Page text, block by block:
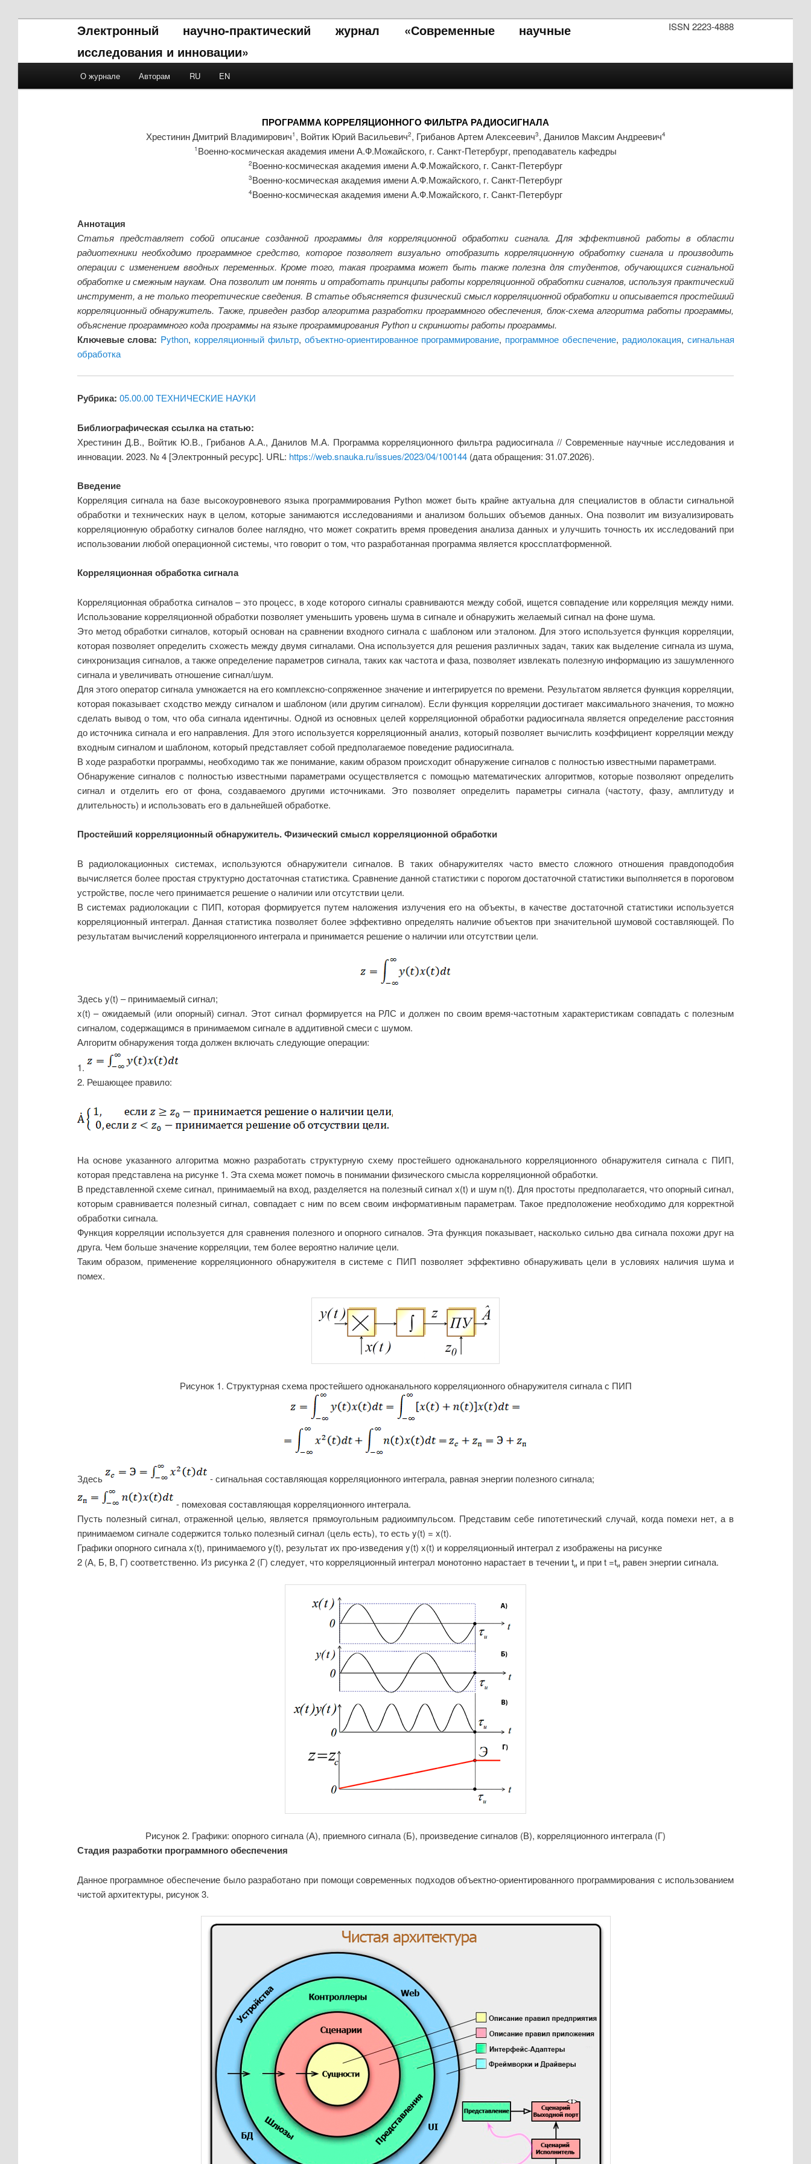
ISSN 2223-4888
Электронный научно-практический журнал «Современные научные
исследования и инновации»
Skip to primary content
Skip to secondary content
О журнале Авторам RU EN
ПРОГРАММА КОРРЕЛЯЦИОННОГО ФИЛЬТРА РАДИОСИГНАЛА
Хрестинин Дмитрий Владимирович1 , Войтик Юрий Васильевич2, Грибанов Артем Алексеевич3, Данилов Максим Андреевич4
1 Военно-космическая академия имени А.Ф.Можайского, г. Санкт-Петербург, преподаватель кафедры
2Военно-космическая академия имени А.Ф.Можайского, г. Санкт-Петербург
3Военно-космическая академия имени А.Ф.Можайского, г. Санкт-Петербург
4Военно-космическая академия имени А.Ф.Можайского, г. Санкт-Петербург
Аннотация
Статья представляет собой описание созданной программы для корреляционной обработки сигнала. Для эффективной работы в области
радиотехники необходимо программное средство, которое позволяет визуально отобразить корреляционную обработку сигнала и производить
операции с изменением вводных переменных. Кроме того, такая программа может быть также полезна для студентов, обучающихся сигнальной
обработке и смежным наукам. Она позволит им понять и отработать принципы работы корреляционной обработки сигналов, используя практический
инструмент, а не только теоретические сведения. В статье объясняется физический смысл корреляционной обработки и описывается простейший
корреляционный обнаружитель. Также, приведен разбор алгоритма разработки программного обеспечения, блок-схема алгоритма работы программы,
объяснение программного кода программы на языке программирования Python и скриншоты работы программы.
Ключевые слова: Python, корреляционный фильтр, объектно-ориентированное программирование, программное обеспечение, радиолокация, сигнальная
обработка
Рубрика: 05.00.00 ТЕХНИЧЕСКИЕ НАУКИ
Библиографическая ссылка на статью:
Хрестинин Д.В., Войтик Ю.В., Грибанов А.А., Данилов М.А. Программа корреляционного фильтра радиосигнала // Современные научные исследования и
инновации. 2023. № 4 [Электронный ресурс]. URL: https://web.snauka.ru/issues/2023/04/100144(дата обращения: 31.07.2026).
Введение
Корреляция сигнала на базе высокоуровневого языка программирования Python может быть крайне актуальна для специалистов в области сигнальной
обработки и технических наук в целом, которые занимаются исследованиями и анализом больших объемов данных. Она позволит им визуализировать
корреляционную обработку сигналов более наглядно, что может сократить время проведения анализа данных и улучшить точность их исследований при
использовании любой операционной системы, что говорит о том, что разработанная программа является кроссплатформенной.
Корреляционная обработка сигнала
Корреляционная обработка сигналов – это процесс, в ходе которого сигналы сравниваются между собой, ищется совпадение или корреляция между ними.
Использование корреляционной обработки позволяет уменьшить уровень шума в сигнале и обнаружить желаемый сигнал на фоне шума.
Это метод обработки сигналов, который основан на сравнении входного сигнала с шаблоном или эталоном. Для этого используется функция корреляции,
которая позволяет определить схожесть между двумя сигналами. Она используется для решения различных задач, таких как выделение сигнала из шума,
синхронизация сигналов, а также определение параметров сигнала, таких как частота и фаза, позволяет извлекать полезную информацию из зашумленного
сигнала и увеличивать отношение сигнал/шум.
Для этого оператор сигнала умножается на его комплексно-сопряженное значение и интегрируется по времени. Результатом является функция корреляции,
которая показывает сходство между сигналом и шаблоном (или другим сигналом). Если функция корреляции достигает максимального значения, то можно
сделать вывод о том, что оба сигнала идентичны. Одной из основных целей корреляционной обработки радиосигнала является определение расстояния
до источника сигнала и его направления. Для этого используется корреляционный анализ, который позволяет вычислить коэффициент корреляции между
входным сигналом и шаблоном, который представляет собой предполагаемое поведение радиосигнала.
В ходе разработки программы, необходимо так же понимание, каким образом происходит обнаружение сигналов с полностью известными параметрами.
Обнаружение сигналов с полностью известными параметрами осуществляется с помощью математических алгоритмов, которые позволяют определить
сигнал и отделить его от фона, создаваемого другими источниками. Это позволяет определить параметры сигнала (частоту, фазу, амплитуду и
длительность) и использовать его в дальнейшей обработке.
Простейший корреляционный обнаружитель. Физический смысл корреляционной обработки
В радиолокационных системах, используются обнаружители сигналов. В таких обнаружителях часто вместо сложного отношения правдоподобия
вычисляется более простая структурно достаточная статистика. Сравнение данной статистики с порогом достаточной статистики выполняется в пороговом
устройстве, после чего принимается решение о наличии или отсутствии цели.
В системах радиолокации с ПИП, которая формируется путем наложения излучения его на объекты, в качестве достаточной статистики используется
корреляционный интеграл. Данная статистика позволяет более эффективно определять наличие объектов при значительной шумовой составляющей. По
результатам вычислений корреляционного интеграла и принимается решение о наличии или отсутствии цели.
Здесь y(t) – принимаемый сигнал;
x(t) – ожидаемый (или опорный) сигнал. Этот сигнал формируется на РЛС и должен по своим время-частотным характеристикам совпадать с полезным
сигналом, содержащимся в принимаемом сигнале в аддитивной смеси с шумом.
Алгоритм обнаружения тогда должен включать следующие операции:
1.
2. Решающее правило:
На основе указанного алгоритма можно разработать структурную схему простейшего одноканального корреляционного обнаружителя сигнала с ПИП,
которая представлена на рисунке 1. Эта схема может помочь в понимании физического смысла корреляционной обработки.
В представленной схеме сигнал, принимаемый на вход, разделяется на полезный сигнал x(t) и шум n(t). Для простоты предполагается, что опорный сигнал,
которым сравнивается полезный сигнал, совпадает с ним по всем своим информативным параметрам. Такое предположение необходимо для корректной
обработки сигнала.
Функция корреляции используется для сравнения полезного и опорного сигналов. Эта функция показывает, насколько сильно два сигнала похожи друг на
друга. Чем больше значение корреляции, тем более вероятно наличие цели.
Таким образом, применение корреляционного обнаружителя в системе с ПИП позволяет эффективно обнаруживать цели в условиях наличия шума и
помех.
Рисунок 1. Структурная схема простейшего одноканального корреляционного обнаружителя сигнала с ПИП
Здесь
- сигнальная составляющая корреляционного интеграла, равная энергии полезного сигнала;
- помеховая составляющая корреляционного интеграла.
Пусть полезный сигнал, отраженной целью, является прямоугольным радиоимпульсом. Представим себе гипотетический случай, когда помехи нет, а в
принимаемом сигнале содержится только полезный сигнал (цель есть), то есть y(t) = x(t).
Графики опорного сигнала x(t), принимаемого y(t), результат их про-изведения y(t) x(t) и корреляционный интеграл z изображены на рисунке
2 (А, Б, В, Г) соответственно. Из рисунка 2 (Г) следует, что корреляционный интеграл монотонно нарастает в теченииtи и при t =tи равен энергии сигнала.
Рисунок 2. Графики: опорного сигнала (А), приемного сигнала (Б), произведение сигналов (В), корреляционного интеграла (Г)
Стадия разработки программного обеспечения
Данное программное обеспечение было разработано при помощи современных подходов объектно-ориентированного программирования с использованием
чистой архитектуры, рисунок 3.